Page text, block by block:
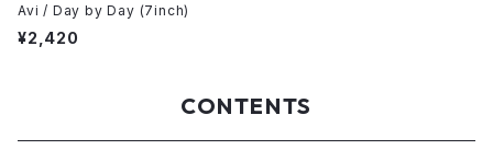
Avi / Day by Day (7inch)
¥2,420
CONTENTS